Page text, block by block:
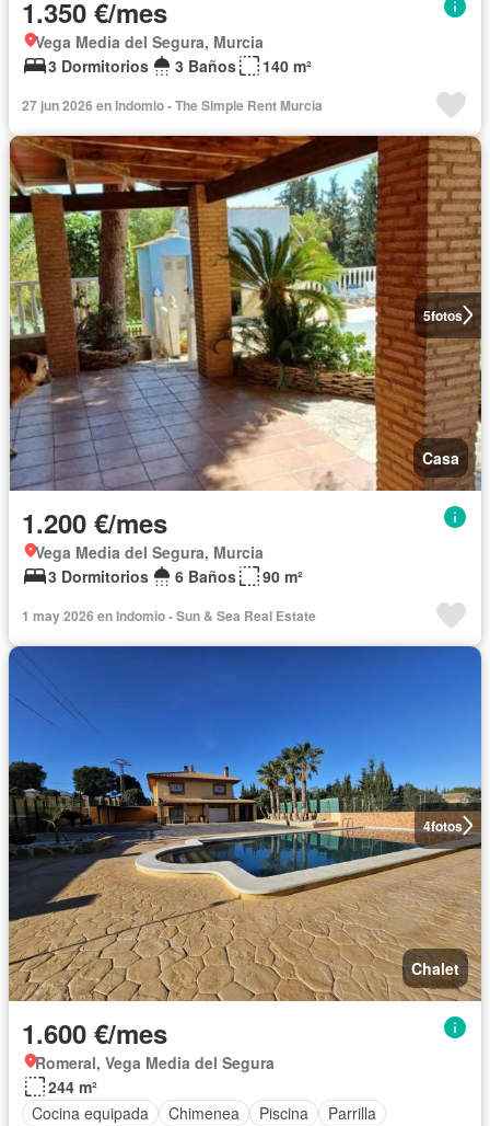
1.350 €/mes
Vega Media del Segura, Murcia
3 Dormitorios
3 Baños 140 m²
27 jun 2026 en Indomio - The Simple Rent Murcia
5fotos
Casa
1.200 €/mes
Vega Media del Segura, Murcia
3 Dormitorios
6 Baños 90 m²
1 may 2026 en Indomio - Sun & Sea Real Estate
4fotos
Chalet
1.600 €/mes
Romeral, Vega Media del Segura
244 m²
Cocina equipada
Chimenea Piscina
Parrilla